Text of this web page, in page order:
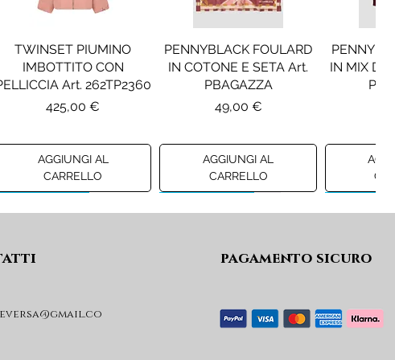
perfetto degli outfit
TWINSET PIUMINO
IMBOTTITO CON
Art. 262TP2360
Prezzo
425,00 €
AGGIUNGI AL
CARRELLO
PENNYBLACK FOULARD
IN COTONE E SETA Art.
PBAGAZZA
Prezzo
49,00 €
AGGIUNGI AL
CARRELLO
IN MIX DI
LIU JO MINIGONNA IN
LIU JO
pagamento sicuro